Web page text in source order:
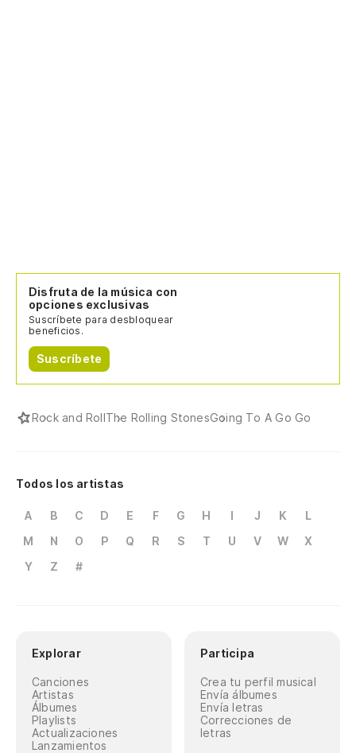
Disfruta de la música con
opciones exclusivas
Suscríbete para desbloquear
beneficios.
Suscríbete
Rock and RollThe Rolling StonesGoing To A Go Go
Todos los artistas
A B C D E F G H I J K
L
M
N O P Q R S T U V W
X
Y
Z #
Explorar
Canciones
Artistas
Álbumes
Playlists
Actualizaciones
Lanzamientos
Participa
Crea tu perfil musical
Envía álbumes
Envía letras
Correcciones de
letras